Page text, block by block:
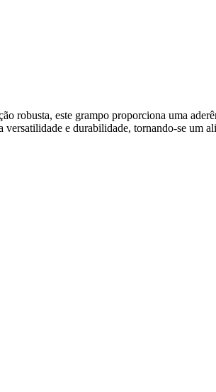
robusta, este grampo proporciona uma
versatilidade e durabilidade, tornando-se um